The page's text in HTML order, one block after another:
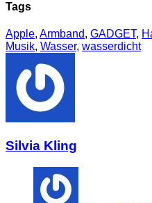
Tags
Apple, Armband, GADGET,
Musik, Wasser, wasserdicht
Silvia Kling